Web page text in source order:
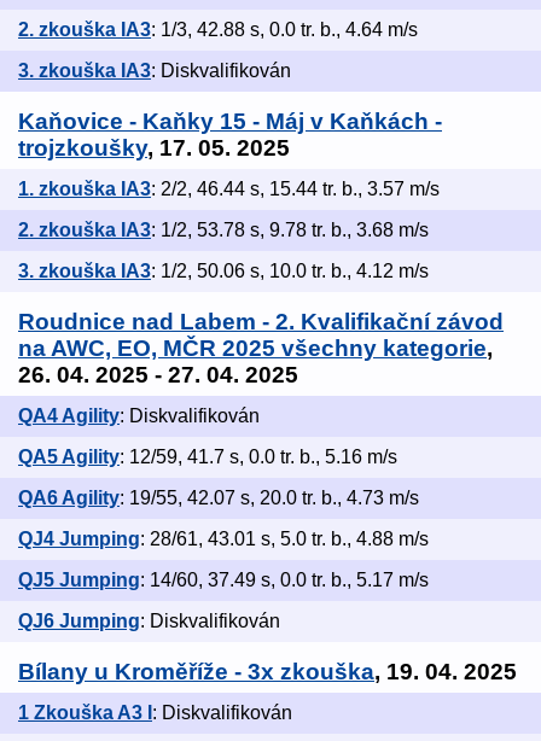
2. zkouška IA3: 1/3, 42.88 s, 0.0 tr. b., 4.64 m/s
3. zkouška IA3: Diskvalifikován
Kaňovice - Kaňky 15 - Máj v Kaňkách -
trojzkoušky, 17. 05. 2025
1. zkouška IA3: 2/2, 46.44 s, 15.44 tr. b., 3.57 m/s
2. zkouška IA3: 1/2, 53.78 s, 9.78 tr. b., 3.68 m/s
3. zkouška IA3: 1/2, 50.06 s, 10.0 tr. b., 4.12 m/s
Roudnice nad Labem - 2. Kvalifikační závod
na AWC, EO, MČR 2025 všechny kategorie,
26. 04. 2025 - 27. 04. 2025
QA4 Agility: Diskvalifikován
QA5 Agility: 12/59, 41.7 s, 0.0 tr. b., 5.16 m/s
QA6 Agility: 19/55, 42.07 s, 20.0 tr. b., 4.73 m/s
QJ4 Jumping: 28/61, 43.01 s, 5.0 tr. b., 4.88 m/s
QJ5 Jumping: 14/60, 37.49 s, 0.0 tr. b., 5.17 m/s
QJ6 Jumping: Diskvalifikován
Bílany u Kroměříže - 3x zkouška, 19. 04. 2025
1 Zkouška A3 I : Diskvalifikován